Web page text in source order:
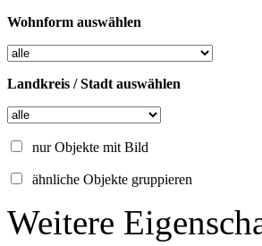
Wohnform auswählen
Landkreis / Stadt auswählen
nur Objekte mit Bild
ähnliche Objekte gruppieren
Weitere